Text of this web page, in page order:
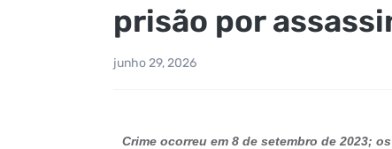
prisão por
junho 29, 2026
Crime ocorreu em 8 de setembro de 2023;